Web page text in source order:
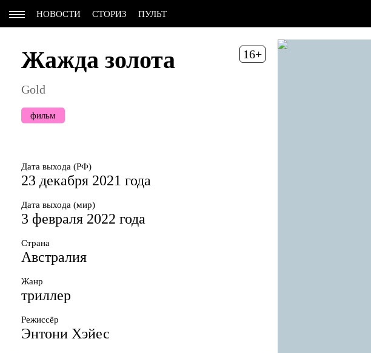
НОВОСТИ СТОРИЗ ПУЛЬТ
16+
Жажда золота
Gold
фильм
Дата выхода (РФ)
23 декабря 2021 года
Дата выхода (мир)
3 февраля 2022 года
Страна
Австралия
Жанр
триллер
Режиссёр
Энтони Хэйес